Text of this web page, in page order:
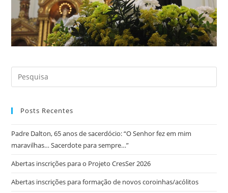
Posts Recentes
Padre Dalton, 65 anos de sacerdócio: “O Senhor fez em mim
maravilhas… Sacerdote para sempre…”
Abertas inscrições para o Projeto CresSer 2026
Abertas inscrições para formação de novos coroinhas/acólitos